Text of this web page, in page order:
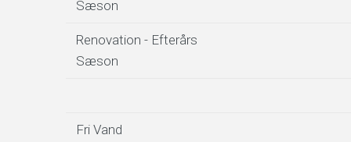
Sæson
Renovation - Efterårs
Sæson
Fri Vand